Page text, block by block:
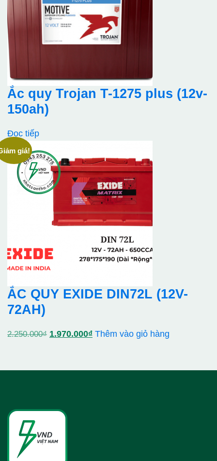
Ắc quy Trojan T-1275 plus (12v-
150ah)
Đọc tiếp
giá!
ẮC QUY EXIDE DIN72L (12V-
72AH)
2.250.000₫ Giá
1.970.000₫Giá
Thêm vào giỏ hàng